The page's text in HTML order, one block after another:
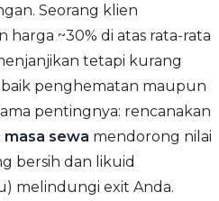
Seorang klien
~30% di atas rata-rata
tetapi kurang
penghematan maupun
pentingnya: rencanakan
masa sewa mendorong nilai
bersih dan likuid
melindungi exit Anda.